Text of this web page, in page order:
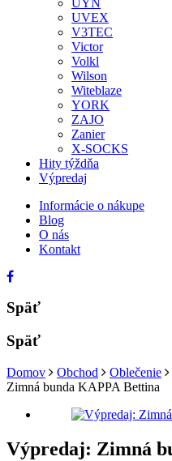
UVEX
V3TEC
Victor
Volkl
Wilson
Witeblaze
YORK
ZAJO
Zanier
X-SOCKS
Hity týždňa
Výpredaj
Informácie o nákupe
Blog
O nás
Kontakt
Späť
Späť
Domov Obchod Oblečenie
Zimná bunda KAPPA Bettina
Výpredaj: Zimná